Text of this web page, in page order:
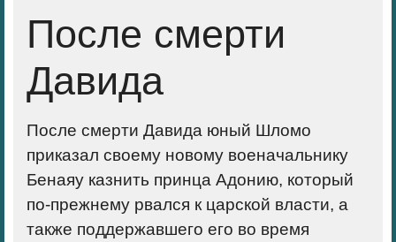
После смерти
Давида
После смерти Давида юный Шломо
приказал своему новому военачальнику
Бенаяу казнить принца Адонию, который
по-прежнему рвался к царской власти, а
также поддержавшего его во время